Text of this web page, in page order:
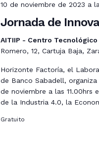
10 de noviembre de 2023 a
Jornada de
AITIIP - Centro
Romero, 12, Cartuja Baja,
Horizonte Factoría, el
de Banco Sabadell,
de noviembre a las 11.00hrs
de la Industria 4.0, la
Gratuito